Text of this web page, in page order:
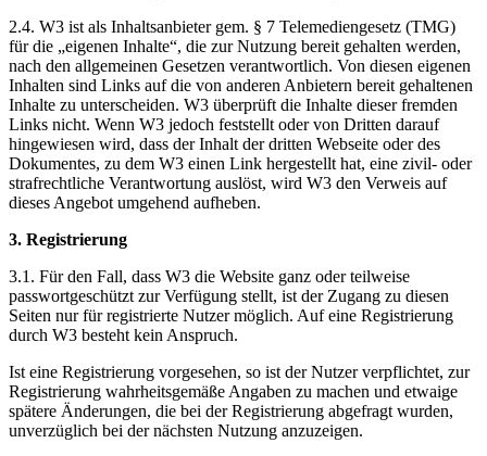
2.4. W3 ist als Inhaltsanbieter gem. § 7 Telemediengesetz (TMG)
für die „eigenen Inhalte“, die zur Nutzung bereit gehalten werden,
nach den allgemeinen Gesetzen verantwortlich. Von diesen eigenen
Inhalten sind Links auf die von anderen Anbietern bereit gehaltenen
Inhalte zu unterscheiden. W3 überprüft die Inhalte dieser fremden
Links nicht. Wenn W3 jedoch feststellt oder von Dritten darauf
hingewiesen wird, dass der Inhalt der dritten Webseite oder des
Dokumentes, zu dem W3 einen Link hergestellt hat, eine zivil- oder
strafrechtliche Verantwortung auslöst, wird W3 den Verweis auf
dieses Angebot umgehend aufheben.
3. Registrierung
3.1. Für den Fall, dass W3 die Website ganz oder teilweise
passwortgeschützt zur Verfügung stellt, ist der Zugang zu diesen
Seiten nur für registrierte Nutzer möglich. Auf eine Registrierung
durch W3 besteht kein Anspruch.
Ist eine Registrierung vorgesehen, so ist der Nutzer verpflichtet, zur
Registrierung wahrheitsgemäße Angaben zu machen und etwaige
spätere Änderungen, die bei der Registrierung abgefragt wurden,
unverzüglich bei der nächsten Nutzung anzuzeigen.